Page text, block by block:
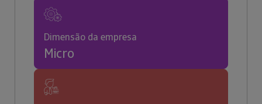
Dimensão da empresa
Micro